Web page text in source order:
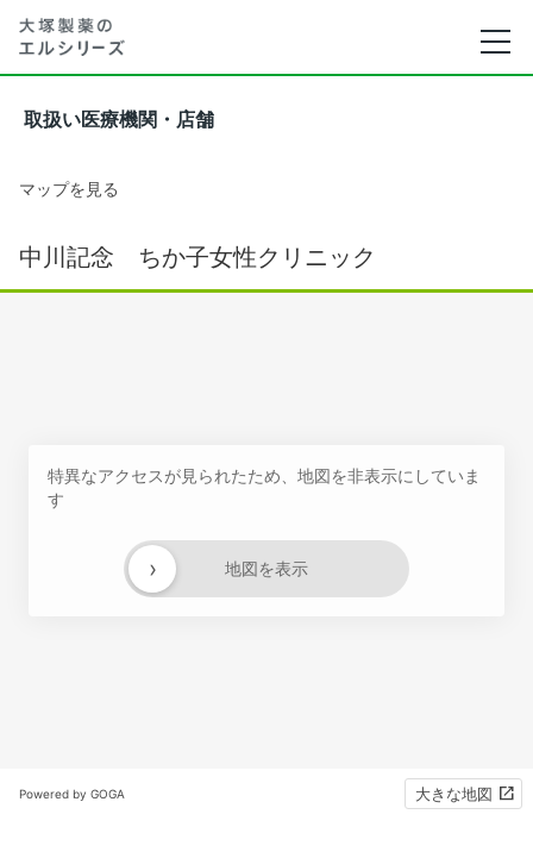
取扱い医療機関・店舗
マップを見る
中川記念 ちか子女性クリニック
特異なアクセスが見られたため、地図を非表示にしていま
す
地図を表示
›
Powered by GOGA 大きな地図